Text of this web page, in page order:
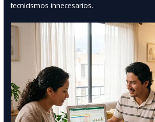
tecnicismos innecesarios.